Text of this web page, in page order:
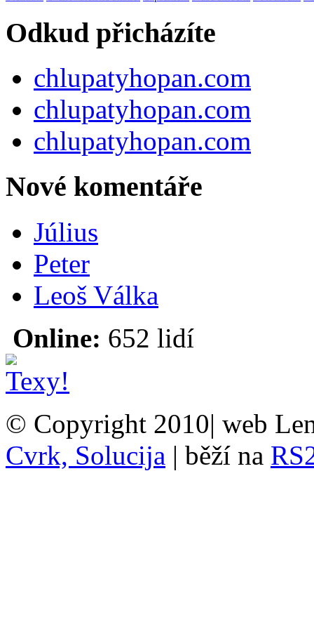
Odkud přicházíte
chlupatyhopan.com
chlupatyhopan.com
chlupatyhopan.com
Nové komentáře
Július
Peter
Leoš Válka
Online: 652 lidí
© Copyright 2010| web
Cvrk, Solucija | běží na